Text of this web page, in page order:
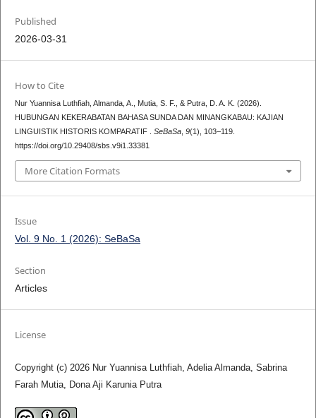
Published
2026-03-31
How to Cite
Nur Yuannisa Luthfiah, Almanda, A., Mutia, S. F., & Putra, D. A. K. (2026).
HUBUNGAN KEKERABATAN BAHASA SUNDA DAN MINANGKABAU: KAJIAN
LINGUISTIK HISTORIS KOMPARATIF . SeBaSa, 9(1), 103–119.
https://doi.org/10.29408/sbs.v9i1.33381
More Citation Formats
Issue
Vol. 9 No. 1 (2026): SeBaSa
Section
Articles
License
Copyright (c) 2026 Nur Yuannisa Luthfiah, Adelia Almanda, Sabrina
Farah Mutia, Dona Aji Karunia Putra